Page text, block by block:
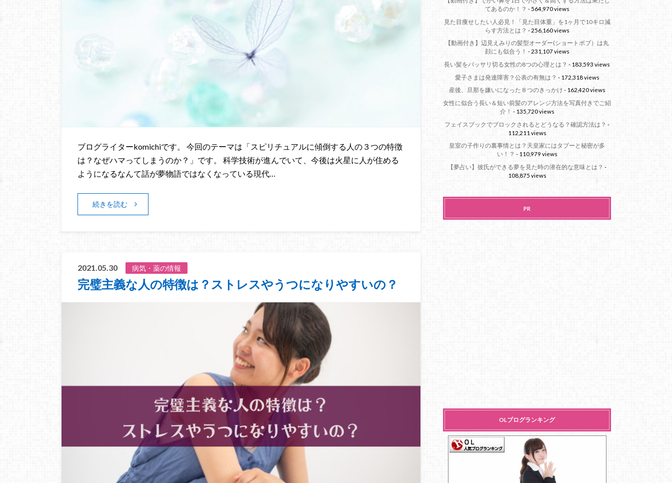
ブログライターkomichiです。 今回のテーマは「スピリチュアルに傾倒する人の３つの特徴
は？なぜハマってしまうのか？」です。 科学技術が進んでいて、今後は火星に人が住める
ようになるなんて話が夢物語ではなくなっている現代…
続きを読む
2021.05.30 病気・薬の情報
完璧主義な人の特徴は？ストレスやうつになりやすいの？
てあるのか！？ - 564,970 views
見た目痩せしたい人必見！「見た目体重」を1ヶ月で10キロ減
らす方法とは？ - 256,160 views
【動画付き】辺見えみりの髪型オーダー(ショートボブ）は丸
顔にも似合う！ - 231,107 views
長い髪をバッサリ切る女性の8つの心理とは？ - 183,593 views
愛子さまは発達障害？公表の有無は？ - 172,318 views
産後、旦那を嫌いになった８つのきっかけ - 162,420 views
女性に似合う長い＆短い前髪のアレンジ方法を写真付きでご紹
介！ - 135,720 views
フェイスブックでブロックされるとどうなる？確認方法は？ -
112,211 views
皇室の子作りの裏事情とは？天皇家にはタブーと秘密が多
い！？ - 110,979 views
【夢占い】彼氏ができる夢を見た時の潜在的な意味とは？ -
108,875 views
PR
OLブログランキング